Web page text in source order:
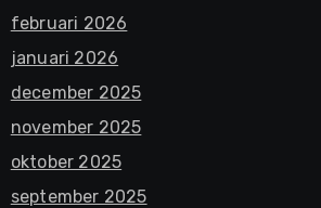
februari 2026
januari 2026
december 2025
november 2025
oktober 2025
september 2025